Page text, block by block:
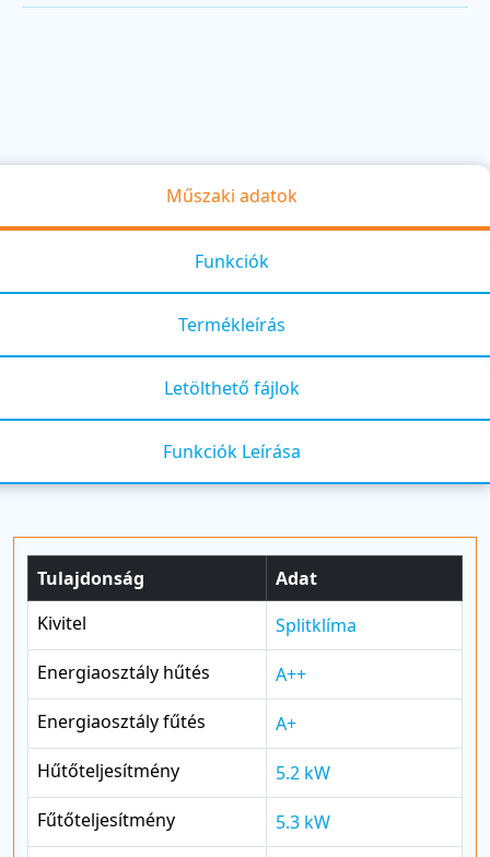
Műszaki adatok
Funkciók
Termékleírás
Letölthető fájlok
Funkciók Leírása
Tulajdonság
Adat
Kivitel
Splitklíma
Energiaosztály hűtés
A++
Energiaosztály fűtés
A+
Hűtőteljesítmény
5.2 kW
Fűtőteljesítmény
5.3 kW